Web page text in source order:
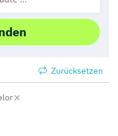
Zurücksetzen